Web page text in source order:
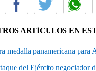
ARTÍCULOS EN
medalla panamericana para
del Ejército negociador